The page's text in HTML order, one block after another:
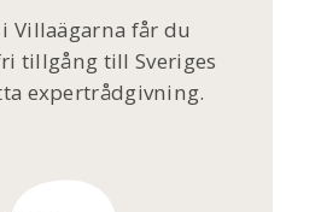
Villaägarna får du
tillgång till Sveriges
expertrådgivning.